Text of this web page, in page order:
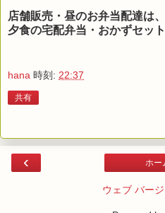
店舗販売・昼のお弁当配達は
夕食の宅配弁当・おかずセット
hana 時刻: 22:37
共有
‹ ホー
ウェブ バー